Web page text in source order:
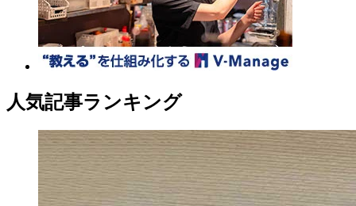
人気記事ランキング